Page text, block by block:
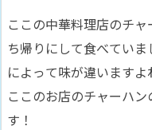
ここの中華料理店のチ
ち帰りにして食べてい
によって味が違いますよ
ここのお店のチャーハ
す！